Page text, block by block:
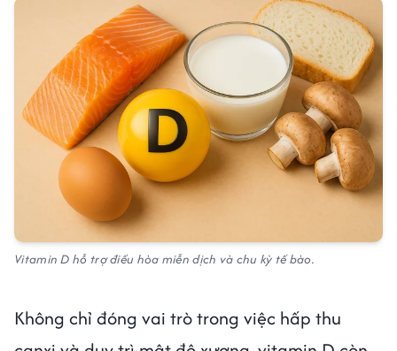
Vitamin D hỗ trợ điều hòa miễn dịch và chu kỳ tế bào.
Không chỉ đóng vai trò trong việc hấp thu